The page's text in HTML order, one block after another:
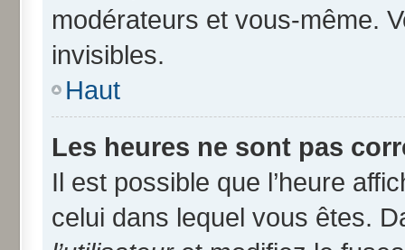
modérateurs et vous-même.
invisibles.
Haut
Les heures ne sont pas
Il est possible que l’heure
celui dans lequel vous êtes.